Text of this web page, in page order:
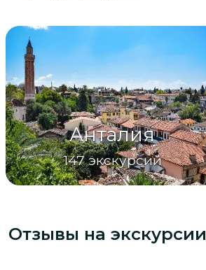
Анталия
147 экскурсий
Отзывы на экскурсии